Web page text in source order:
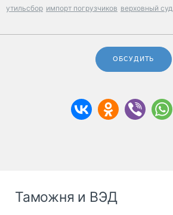
утильсбор импорт погрузчиков верховный суд
ОБСУДИТЬ
Таможня и ВЭД